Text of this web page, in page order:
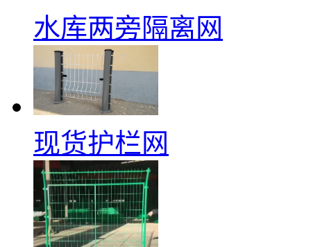
水库两旁隔离网
现货护栏网